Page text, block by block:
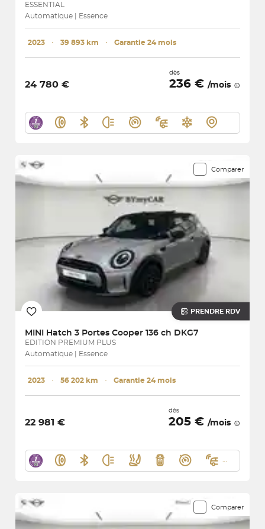
ESSENTIAL
Automatique | Essence
2023 ･ 39 893 km ･ Garantie 24 mois
24 780 €
dès
236 € /mois
Comparer
PRENDRE RDV
MINI Hatch 3 Portes Cooper 136 ch DKG7
EDITION PREMIUM PLUS
Automatique | Essence
2023 ･ 56 202 km ･ Garantie 24 mois
22 981 €
dès
205 € /mois
Comparer